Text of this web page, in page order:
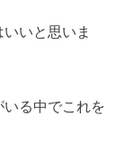
いと思いま
る中でこれを